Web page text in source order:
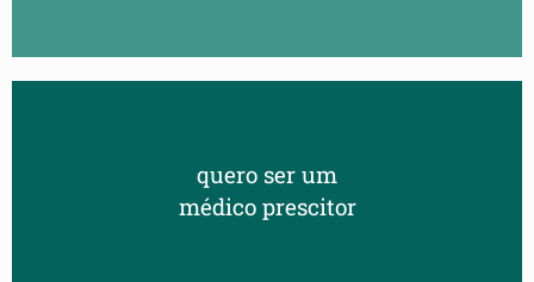
quero ser um
médico prescitor